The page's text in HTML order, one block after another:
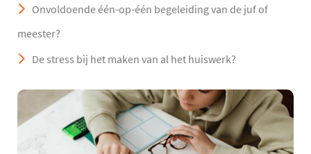
Onvoldoende één-op-één begeleiding van de juf of
meester?
De stress bij het maken van al het huiswerk?